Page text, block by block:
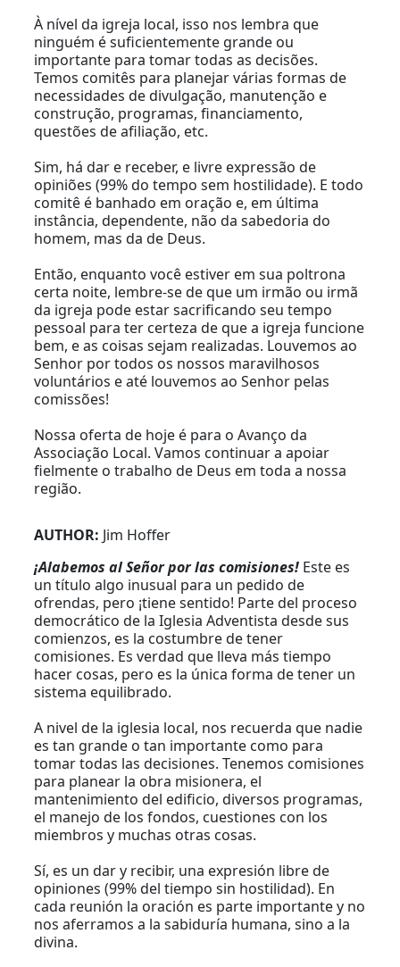
À nível da igreja local, isso nos lembra que
ninguém é suficientemente grande ou
importante para tomar todas as decisões.
Temos comitês para planejar várias formas de
necessidades de divulgação, manutenção e
construção, programas, financiamento,
questões de afiliação, etc.
Sim, há dar e receber, e livre expressão de
opiniões (99% do tempo sem hostilidade). E todo
comitê é banhado em oração e, em última
instância, dependente, não da sabedoria do
homem, mas da de Deus.
Então, enquanto você estiver em sua poltrona
certa noite, lembre-se de que um irmão ou irmã
da igreja pode estar sacrificando seu tempo
pessoal para ter certeza de que a igreja funcione
bem, e as coisas sejam realizadas. Louvemos ao
Senhor por todos os nossos maravilhosos
voluntários e até louvemos ao Senhor pelas
comissões!
Nossa oferta de hoje é para o Avanço da
Associação Local. Vamos continuar a apoiar
fielmente o trabalho de Deus em toda a nossa
região.
AUTHOR: Jim Hoffer
¡Alabemos al Señor por las comisiones! Este es
un título algo inusual para un pedido de
ofrendas, pero ¡tiene sentido! Parte del proceso
democrático de la Iglesia Adventista desde sus
comienzos, es la costumbre de tener
comisiones. Es verdad que lleva más tiempo
hacer cosas, pero es la única forma de tener un
sistema equilibrado.
A nivel de la iglesia local, nos recuerda que nadie
es tan grande o tan importante como para
tomar todas las decisiones. Tenemos comisiones
para planear la obra misionera, el
mantenimiento del edificio, diversos programas,
el manejo de los fondos, cuestiones con los
miembros y muchas otras cosas.
Sí, es un dar y recibir, una expresión libre de
opiniones (99% del tiempo sin hostilidad). En
cada reunión la oración es parte importante y no
nos aferramos a la sabiduría humana, sino a la
divina.